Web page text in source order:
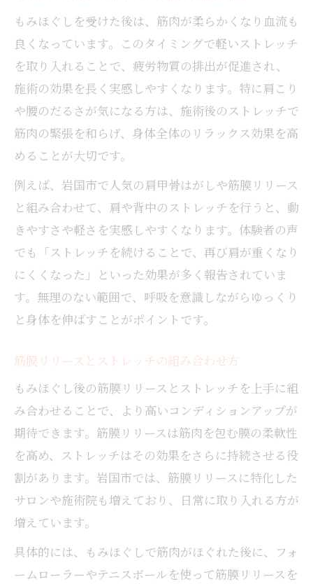
もみほぐしを受けた後は、筋肉が柔らかくなり血流も
良くなっています。このタイミングで軽いストレッチ
を取り入れることで、疲労物質の排出が促進され、
施術の効果を長く実感しやすくなります。特に肩こり
や腰のだるさが気になる方は、施術後のストレッチで
筋肉の緊張を和らげ、身体全体のリラックス効果を高
めることが大切です。
例えば、岩国市で人気の肩甲骨はがしや筋膜リリース
と組み合わせて、肩や背中のストレッチを行うと、動
きやすさや軽さを実感しやすくなります。体験者の声
でも「ストレッチを続けることで、再び肩が重くなり
にくくなった」といった効果が多く報告されていま
す。無理のない範囲で、呼吸を意識しながらゆっくり
と身体を伸ばすことがポイントです。
筋膜リリースとストレッチの組み合わせ方
もみほぐし後の筋膜リリースとストレッチを上手に組
み合わせることで、より高いコンディションアップが
期待できます。筋膜リリースは筋肉を包む膜の柔軟性
を高め、ストレッチはその効果をさらに持続させる役
割があります。岩国市では、筋膜リリースに特化した
サロンや施術院も増えており、日常に取り入れる方が
増えています。
具体的には、もみほぐしで筋肉がほぐれた後に、フォ
ームローラーやテニスボールを使って筋膜リリースを